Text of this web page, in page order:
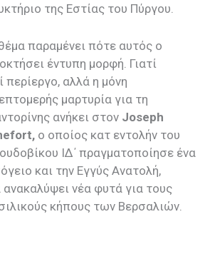
της Εστίας του Πύργου.
παραμένει πότε αυτός ο
έντυπη μορφή. Γιατί
περίεργο, αλλά η μόνη
μαρτυρία για τη
ανήκει στον Joseph
ο οποίος κατ εντολήν του
ΙΔ΄ πραγματοποίησε ένα
και την Εγγύς Ανατολή,
ανακαλύψει νέα φυτά για τους
κήπους των Βερσαλιών.